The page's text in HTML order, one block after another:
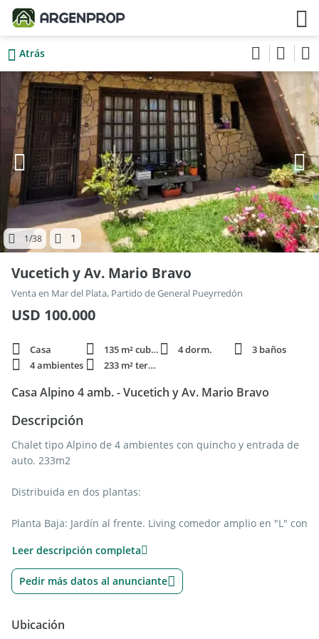
Atrás
1/38 1
Vucetich y Av. Mario Bravo
Venta en Mar del Plata, Partido de General Pueyrredón
USD 100.000
Casa 135 m² cubie. 4 dorm.
3 baños
4 ambientes
233 m² terren.
Casa Alpino 4 amb. - Vucetich y Av. Mario Bravo
Descripción
Chalet tipo Alpino de 4 ambientes con quincho y entrada de
auto. 233m2
Distribuida en dos plantas:
Planta Baja: Jardín al frente. Living comedor amplio en "L" con
con ducha (0.96x2.4m). Patio. Quincho con parrilla (6x3.9m) y
baño con ducha (3.6x1.16m). Lavadero separado (2.5x3.7m).
Entrada para un auto.
Planta Alta: Escritorio en el hall de distribución (3x3m).
Dormitorio principal con ventilación natural al contrafrente
Leer descripción completa
Pedir más datos al anunciante
Ubicación